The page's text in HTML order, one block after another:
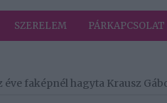
SZERELEM PÁRKAPCSOLAT
éve faképnél hagyta Krausz